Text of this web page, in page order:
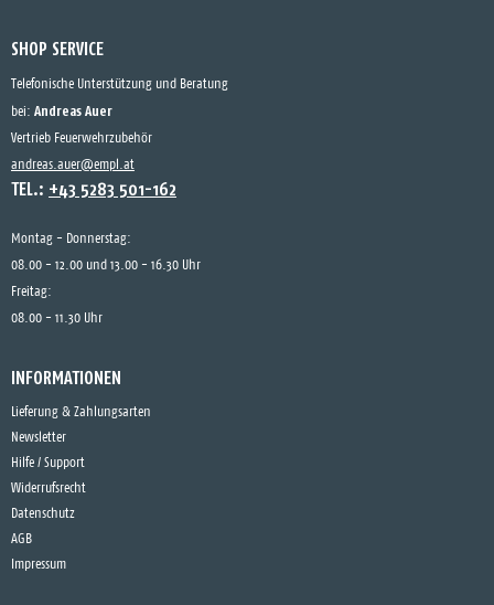
SHOP SERVICE
Telefonische Unterstützung und Beratung
bei: Andreas Auer
Vertrieb Feuerwehrzubehör
andreas.auer@empl.at
TEL.: +43 5283 501-162
Montag - Donnerstag:
08.00 - 12.00 und 13.00 - 16.30 Uhr
Freitag:
08.00 - 11.30 Uhr
INFORMATIONEN
Lieferung & Zahlungsarten
Newsletter
Hilfe / Support
Widerrufsrecht
Datenschutz
AGB
Impressum